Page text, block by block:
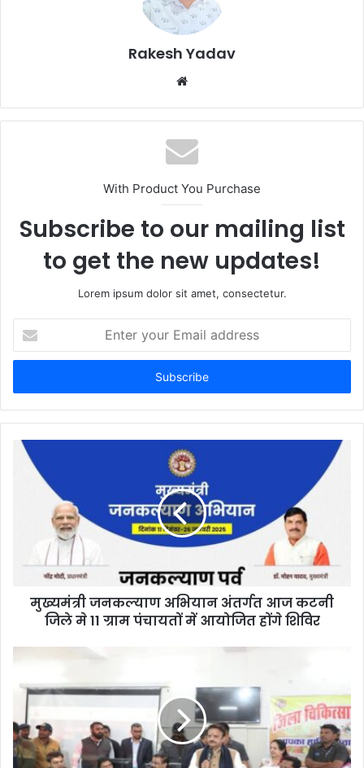
Rakesh Yadav
b
s
i
e
With Product You Purchase
Subscribe to our mailing list
to get the new updates!
Lorem ipsum dolor sit amet, consectetur.
t
r
y
मुख्यमंत्री जनकल्याण अभियान अंतर्गत आज कटनी
जिले मे 11 ग्राम पंचायतों में आयोजित होंगे शिविर